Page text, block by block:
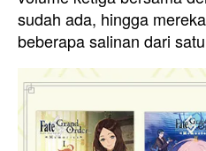
sudah ada, hingga
beberapa salinan dari